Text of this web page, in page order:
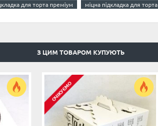
для торта преміум міцна підкладка для торта
З ЦИМ ТОВАРОМ КУПУЮТЬ
ОЧІКУЄМО